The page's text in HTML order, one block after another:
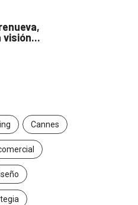
visión...
Cannes